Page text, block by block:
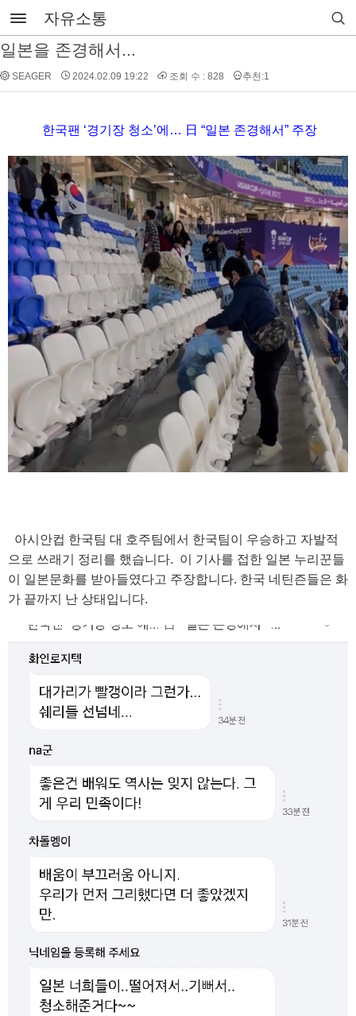
자유소통
일본을 존경해서...
SEAGER 2024.02.09 19:22 조회 수 : 828 추천:1
한국팬 ‘경기장 청소’에… 日 “일본 존경해서” 주장
아시안컵 한국팀 대 호주팀에서 한국팀이 우승하고 자발적
으로 쓰래기 정리를 했습니다. 이 기사를 접한 일본 누리꾼들
이 일본문화를 받아들였다고 주장합니다. 한국 네틴즌들은 화
가 끝까지 난 상태입니다.